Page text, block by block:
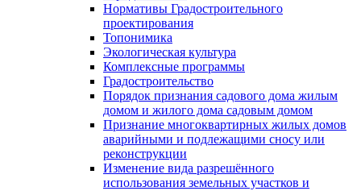
Нормативы Градостроительного
проектирования
Топонимика
Экологическая культура
Комплексные программы
Градостроительство
Порядок признания садового дома жилым
домом и жилого дома садовым домом
Признание многоквартирных жилых домов
аварийными и подлежащими сносу или
реконструкции
Изменение вида разрешённого
использования земельных участков и